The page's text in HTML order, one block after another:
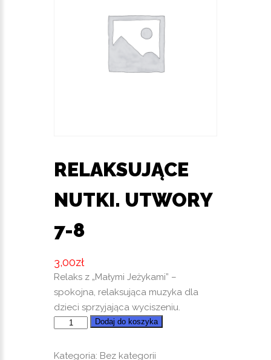
RELAKSUJĄCE
NUTKI. UTWORY
7-8
3,00zł
Relaks z „Małymi Jeżykami” –
spokojna, relaksująca muzyka dla
dzieci sprzyjająca wyciszeniu.
ilość
Nutki.
Dodaj do koszyka
Kategoria: Bez kategorii